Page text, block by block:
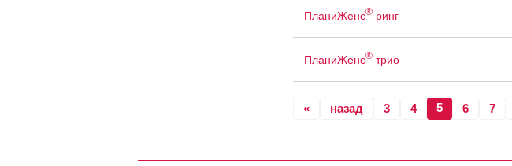
ПланиЖенс®ринг
ПланиЖенс®трио
« назад 3 4 5 6 7